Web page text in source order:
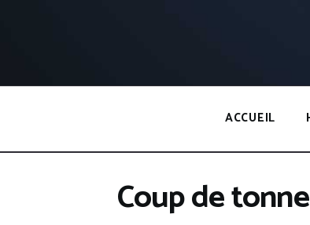
ACCUEIL
Coup de